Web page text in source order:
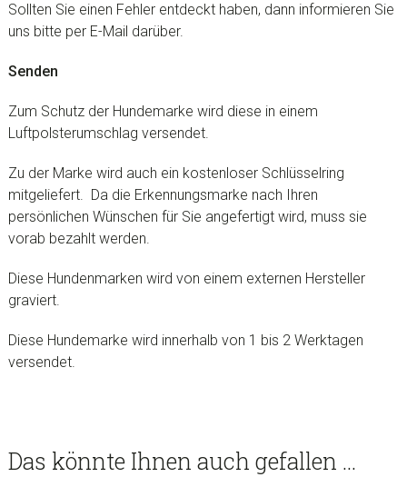
Sollten Sie einen Fehler entdeckt haben, dann informieren Sie
uns bitte per E-Mail darüber.
Senden
Zum Schutz der Hundemarke wird diese in einem
Luftpolsterumschlag versendet.
Zu der Marke wird auch ein kostenloser Schlüsselring
mitgeliefert. Da die Erkennungsmarke nach Ihren
persönlichen Wünschen für Sie angefertigt wird, muss sie
vorab bezahlt werden.
Diese Hundenmarken wird von einem externen Hersteller
graviert.
Diese Hundemarke wird innerhalb von 1 bis 2 Werktagen
versendet.
Das könnte Ihnen auch gefallen …